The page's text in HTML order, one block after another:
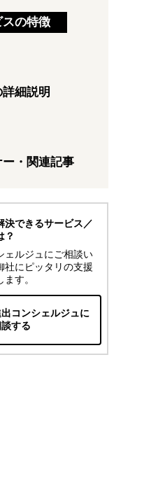
スの特徴
細説明
ー・関連記事
決できるサービス／
？
ェルジュにご相談い
社にピッタリの支援
す。
コンシェルジュに
する